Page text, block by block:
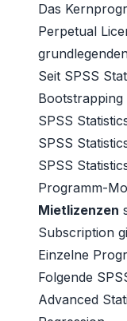
Das
Perpetual
Seit SPSS
Bootstrapping
SPSS
SPSS
SPSS
Programm-
Mietlizenzen
Subscription
Einzelne
Folgende
Advanced